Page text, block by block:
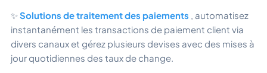
✨Solutions de traitement des paiements , automatisez
instantanément les transactions de paiement client via
divers canaux et gérez plusieurs devises avec des mises à
jour quotidiennes des taux de change.